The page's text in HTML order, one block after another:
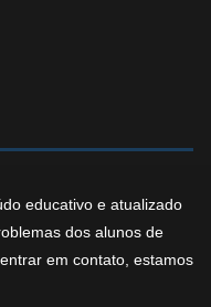
educativo e atualizado
dos alunos de
em contato, estamos